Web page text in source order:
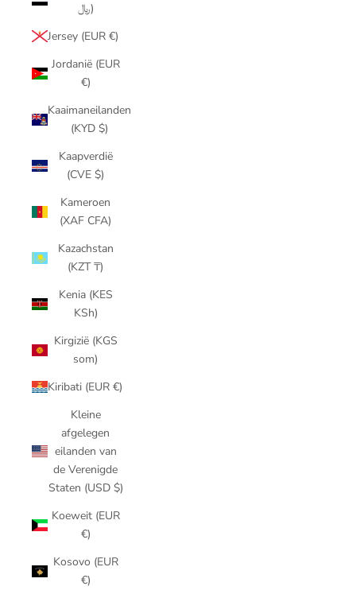
﷼)
Jersey (EUR €)
Jordanië (EUR
€)
Kaaimaneilanden
(KYD $)
Kaapverdië
(CVE $)
Kameroen
(XAF CFA)
Kazachstan
(KZT ₸)
Kenia (KES
KSh)
Kirgizië (KGS
som)
Kiribati (EUR €)
Kleine
afgelegen
eilanden van
de Verenigde
Staten (USD $)
Koeweit (EUR
€)
Kosovo (EUR
€)